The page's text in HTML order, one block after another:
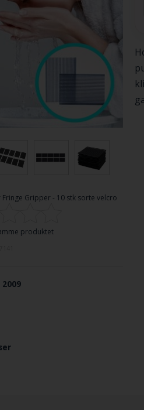
Gripper - 10 stk sorte velcro
produktet